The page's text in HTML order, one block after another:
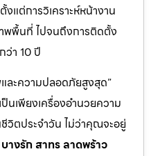
แต่การวิเคราะห์หน้างาน
พพื้นที่ ไปจนถึงการติดตั้ง
า 10 ปี
ละความปลอดภัยสูงสุด”
ป็นเพียงเครื่องอำนวยความ
วิตประจำวัน ไม่ว่าคุณจะอยู่
างรัก สาทร ลาดพร้าว